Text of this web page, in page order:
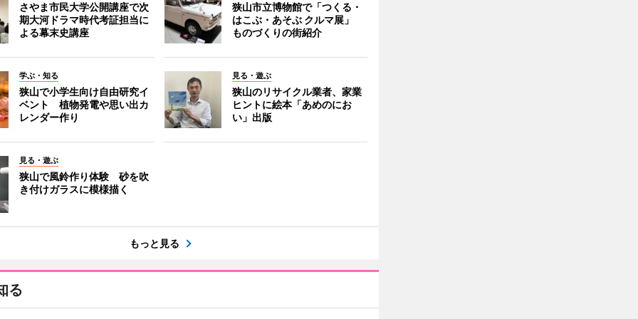
さやま市民大学公開講座で次
期大河ドラマ時代考証担当に
よる幕末史講座
狭山市立博物館で「つくる・
はこぶ・あそぶ クルマ展」
ものづくりの街紹介
学ぶ・知る
狭山で小学生向け自由研究イ
ベント 植物発電や思い出カ
レンダー作り
見る・遊ぶ
狭山のリサイクル業者、家業
ヒントに絵本「あめのにお
い」出版
見る・遊ぶ
狭山で風鈴作り体験 砂を吹
き付けガラスに模様描く
もっと見る
る